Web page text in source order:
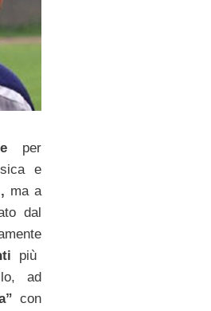
per
e
ma a
dal
più
ad
con